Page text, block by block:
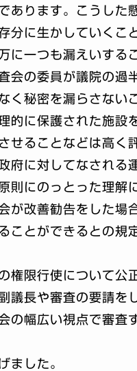
あります。こうした
分に生かしていくこ
に一つも漏えいする
会の委員が議院の過
く秘密を漏らさない
的に保護された施設
せることなどは高く
府に対してなされる
則にのっとった理解
が改善勧告をした場
ことができるとの規
権限行使について公
議長や審査の要請を
の幅広い視点で審査
ました。